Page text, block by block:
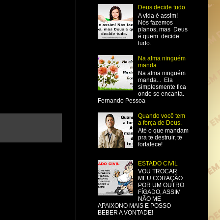
Deus decide tudo.
A vida é assim!
Nós fazemos
planos, mas Deus
é quem decide
tudo.
Na alma ninguém
manda
Na alma ninguém
manda... Ela
simplesmente fica
onde se encanta.
Fernando Pessoa
Quando você tem
a força de Deus.
Até o que mandam
pra te destruir, te
fortalece!
ESTADO CIVIL
VOU TROCAR
MEU CORAÇÃO
POR UM OUTRO
FÍGADO, ASSIM
NÃO ME
APAIXONO MAIS E POSSO
BEBER A VONTADE!